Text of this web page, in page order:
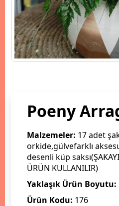
Poeny
Malzemeler: 17 adet
orkide,gülvefarklı
desenli küp
ÜRÜN KULLANILIR)
Yaklaşık Ürün Boyutu:
Ürün Kodu: 176